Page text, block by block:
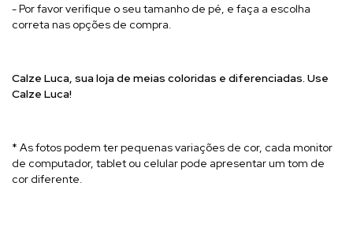
- Por favor verifique o seu tamanho de pé, e faça a escolha
correta nas opções de compra.
Calze Luca, sua loja de meias coloridas e diferenciadas. Use
Calze Luca!
* As fotos podem ter pequenas variações de cor, cada monitor
de computador, tablet ou celular pode apresentar um tom de
cor diferente.